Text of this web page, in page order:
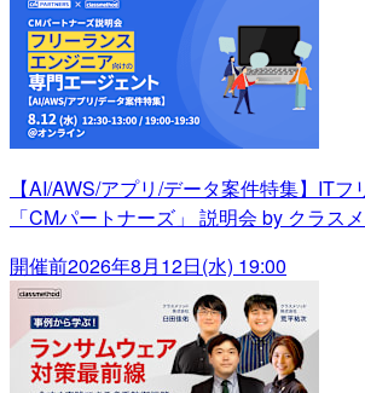
【AI/AWS/アプリ/データ案件特集】ITフ
「CMパートナーズ」 説明会 by クラス
開催前2026年8月12日(水) 19:00